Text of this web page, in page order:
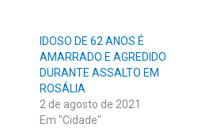
IDOSO DE 62 ANOS É
AMARRADO E AGREDIDO
DURANTE ASSALTO EM
ROSÁLIA
2 de agosto de 2021
Em "Cidade"